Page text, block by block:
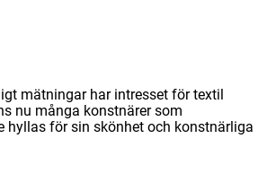
mätningar har intresset för textil
nu många konstnärer som
hyllas för sin skönhet och konstnärliga